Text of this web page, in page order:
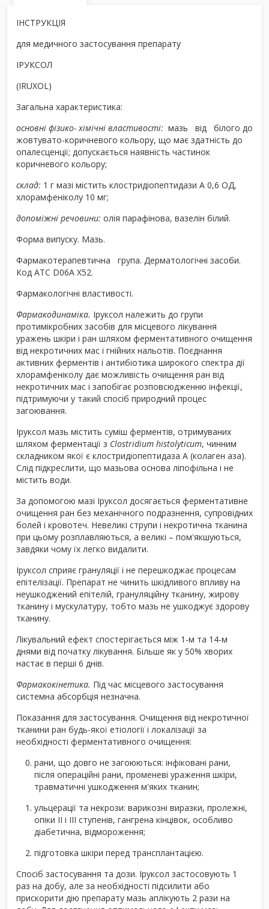
ІНСТРУКЦІЯ
для медичного застосування препарату
ІРУКСОЛ
(IRUXOL)
Загальна характеристика:
основні фізико- хімічні властивості: мазь від білого до
жовтувато-коричневого кольору, що має здатність до
опалесценції; допускається наявність частинок
коричневого кольору;
склад: 1 г мазі містить клостридіопептидази А 0,6 ОД,
хлорамфеніколу 10 мг;
допоміжні речовини: олія парафінова, вазелін білий.
Форма випуску. Мазь.
Фармакотерапевтична група. Дерматологічні засоби.
Код АТС D06A X52.
Фармакологічні властивості.
Фармакодинаміка. Iруксол належить до групи
протимікробних засобів для місцевого лікування
уражень шкіри і ран шляхом ферментативного очищення
від некротичних мас і гнійних нальотів. Поєднання
активних ферментів і антибіотика широкого спектра дії
хлорамфеніколу дає можливість очищення ран від
некротичних мас і запобігає розповсюдженню інфекції,
підтримуючи у такий спосіб природний процес
загоювання.
Iруксол мазь містить суміш ферментів, отримуваних
шляхом ферментації з Clostridium histolyticum, чинним
складником якої є клостридіопептидаза А (колаген аза).
Слід підкреслити, що мазьова основа ліпофільна і не
містить води.
За допомогою мазі Iруксол досягається ферментативне
очищення ран без механічного подразнення, супровідних
болей і кровотеч. Невеликі струпи і некротична тканина
при цьому розплавляються, а великі – пом'якшуються,
завдяки чому їх легко видалити.
Iруксол сприяє грануляції і не перешкоджає процесам
епітелізації. Препарат не чинить шкідливого впливу на
неушкоджений епітелій, грануляційну тканину, жирову
тканину і мускулатуру, тобто мазь не ушкоджує здорову
тканину.
Лікувальний ефект спостерігається між 1-м та 14-м
днями від початку лікування. Більше як у 50% хворих
настає в перші 6 днів.
Фармакокінетика. Під час місцевого застосування
системна абсорбція незначна.
Показання для застосування. Очищення від некротичної
тканини ран будь-якої етіології і локалізації за
необхідності ферментативного очищення:
рани, що довго не загоюються: інфіковані рани,
після операційні рани, променеві ураження шкіри,
травматичні ушкодження м'яких тканин;
ульцерації та некрози: варикозні виразки, пролежні,
опіки ІІ і ІІІ ступенів, гангрена кінцівок, особливо
діабетична, відмороження;
підготовка шкіри перед трансплантацією.
Спосіб застосування та дози. Iруксол застосовують 1
раз на добу, але за необхідності підсилити або
прискорити дію препарату мазь аплікують 2 рази на